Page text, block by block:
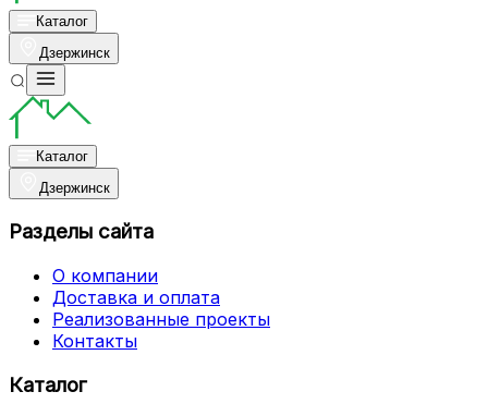
Каталог
Дзержинск
Каталог
Дзержинск
Разделы сайта
О компании
Доставка и оплата
Реализованные проекты
Контакты
Каталог